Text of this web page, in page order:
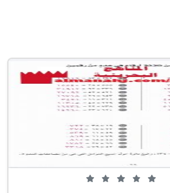
0 من 5 (0 تصويت)